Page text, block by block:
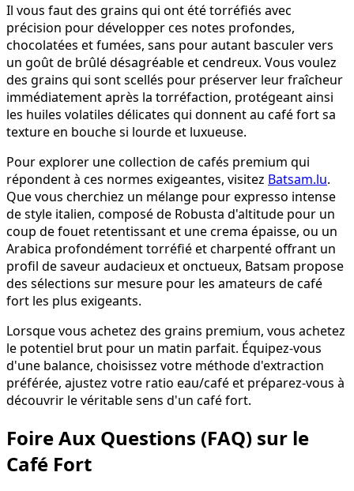
Il vous faut des grains qui ont été torréfiés avec
précision pour développer ces notes profondes,
chocolatées et fumées, sans pour autant basculer vers
un goût de brûlé désagréable et cendreux. Vous voulez
des grains qui sont scellés pour préserver leur fraîcheur
immédiatement après la torréfaction, protégeant ainsi
les huiles volatiles délicates qui donnent au café fort sa
texture en bouche si lourde et luxueuse.
Pour explorer une collection de cafés premium qui
répondent à ces normes exigeantes, visitez Batsam.lu.
Que vous cherchiez un mélange pour expresso intense
de style italien, composé de Robusta d'altitude pour un
coup de fouet retentissant et une crema épaisse, ou un
Arabica profondément torréfié et charpenté offrant un
profil de saveur audacieux et onctueux, Batsam propose
des sélections sur mesure pour les amateurs de café
fort les plus exigeants.
Lorsque vous achetez des grains premium, vous achetez
le potentiel brut pour un matin parfait. Équipez-vous
d'une balance, choisissez votre méthode d'extraction
préférée, ajustez votre ratio eau/café et préparez-vous à
découvrir le véritable sens d'un café fort.
Foire Aux Questions (FAQ) sur le
Café Fort